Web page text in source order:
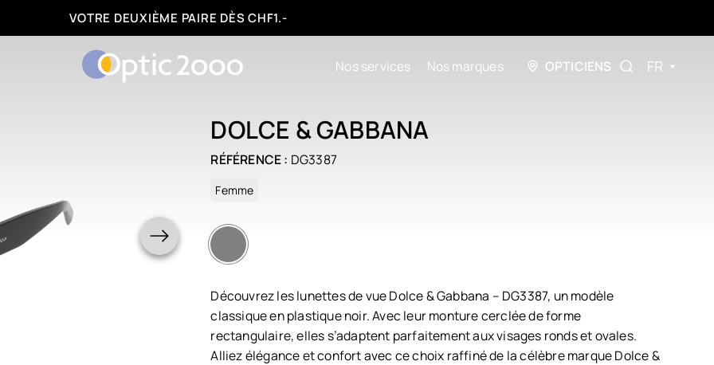
FACILITÉS DE PAIEMENT : 3, 6 OU 12 FOIS
Nos services Nos marques OPTICIENS FR
DOLCE & GABBANA
RÉFÉRENCE : DG3387
Femme
Découvrez les lunettes de vue Dolce & Gabbana – DG3387, un modèle
classique en plastique noir. Avec leur monture cerclée de forme
rectangulaire, elles s’adaptent parfaitement aux visages ronds et ovales.
Alliez élégance et confort avec ce choix raffiné de la célèbre marque Dolce &